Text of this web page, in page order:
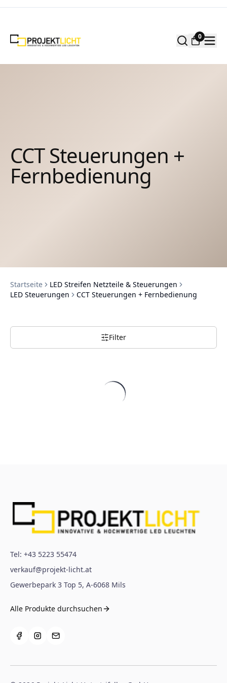
Zum Inhalt springen
0
CCT Steuerungen +
Fernbedienung
Startseite
LED Streifen Netzteile & Steuerungen
LED Steuerungen
CCT Steuerungen + Fernbedienung
Filter
Tel: +43 5223 55474
verkauf@projekt-licht.at
Gewerbepark 3 Top 5, A-6068 Mils
Alle Produkte durchsuchen